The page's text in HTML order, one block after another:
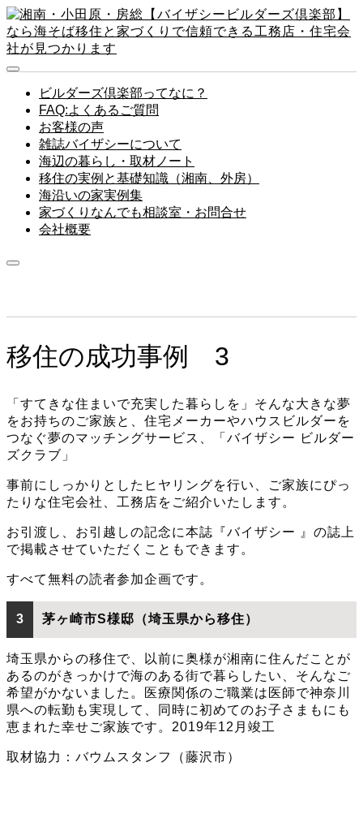
ビルダーズ倶楽部ってなに？
FAQ:よくあるご質問
お客様の声
雑誌バイザシーについて
海辺の暮らし・取材ノート
移住の実例と基礎知識（湘南、外房）
海沿いの家実例集
家づくりなんでも相談室・お問合せ
会社概要
移住の成功事例 3
「すてきな住まいで充実した暮らしを」そんな大きな夢
をお持ちのご家族と、住宅メーカーやハウスビルダーを
つなぐ夢のマッチングサービス、「バイザシー ビルダー
ズクラブ」
事前にしっかりとしたヒヤリングを行い、ご家族にぴっ
たりな住宅会社、工務店をご紹介いたします。
お引渡し、お引越しの記念に本誌『バイザシー 』の誌上
で掲載させていただくこともできます。
すべて無料の読者参加企画です。
3 茅ヶ崎市S様邸（埼玉県から移住）
埼玉県からの移住で、以前に奥様が湘南に住んだことが
あるのがきっかけで海のある街で暮らしたい、そんなご
希望がかないました。医療関係のご職業は医師で神奈川
県への転勤も実現して、同時に初めてのお子さまもにも
恵まれた幸せご家族です。2019年12月竣工
取材協力：バウムスタンフ（藤沢市）